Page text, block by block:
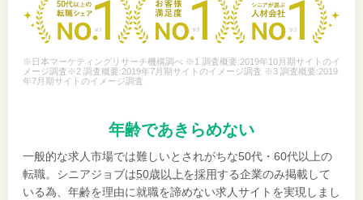
※日本マーケティングリサーチ機構調べ ※1 調査概要:2019年10月期サイトのイ
メージ調査※2 調査概要:2019年7月期サイトのイメージ調査 ※3 調査概要:2019
年7月期サイトのイメージ調査
年齢であきらめない
一般的な求人市場では難しいとされがちな50代・60代以上の
転職。シニアジョブは50歳以上を採用する企業のみ掲載して
いる為、年齢を理由に就職を諦めない求人サイトを実現しまし